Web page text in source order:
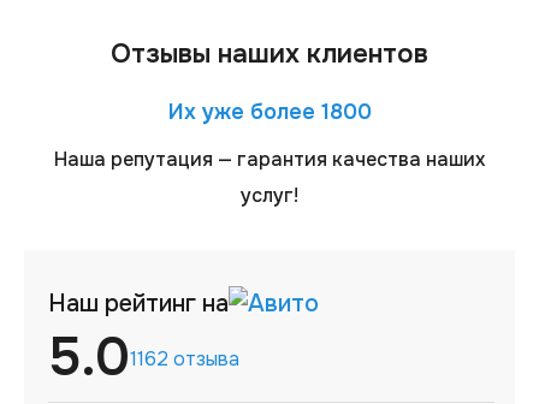
Отзывы наших клиентов
Их уже более 1800
Наша репутация — гарантия качества наших
услуг!
Наш рейтинг на
5.01162 отзыва